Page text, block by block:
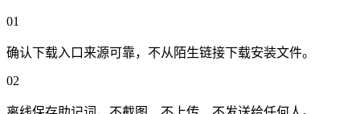
01
确认下载入口来源可靠，不从陌生链接下载安装文件。
02